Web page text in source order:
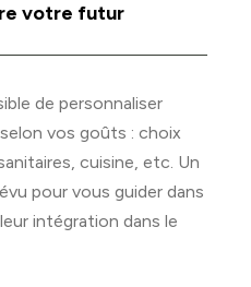
votre futur
de personnaliser
vos goûts : choix
cuisine, etc. Un
pour vous guider dans
intégration dans le